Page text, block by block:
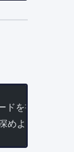
を書こう」
よう」